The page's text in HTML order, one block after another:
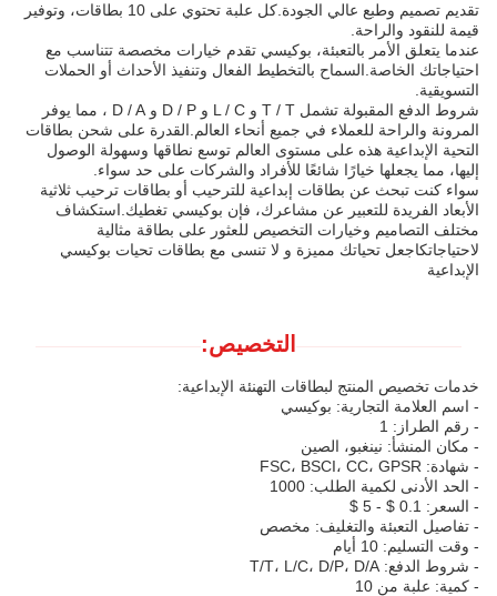
تقديم تصميم وطبع عالي الجودة.كل علبة تحتوي على 10 بطاقات، وتوفير
قيمة للنقود والراحة.
عندما يتعلق الأمر بالتعبئة، بوكيسي تقدم خيارات مخصصة تتناسب مع
احتياجاتك الخاصة.السماح بالتخطيط الفعال وتنفيذ الأحداث أو الحملات
التسويقية.
شروط الدفع المقبولة تشمل T / T و L / C و D / P و D / A ، مما يوفر
المرونة والراحة للعملاء في جميع أنحاء العالم.القدرة على شحن بطاقات
التحية الإبداعية هذه على مستوى العالم توسع نطاقها وسهولة الوصول
إليها، مما يجعلها خيارًا شائعًا للأفراد والشركات على حد سواء.
سواء كنت تبحث عن بطاقات إبداعية للترحيب أو بطاقات ترحيب ثلاثية
الأبعاد الفريدة للتعبير عن مشاعرك، فإن بوكيسي تغطيك.استكشاف
مختلف التصاميم وخيارات التخصيص للعثور على بطاقة مثالية
لاحتياجاتكاجعل تحياتك مميزة و لا تنسى مع بطاقات تحيات بوكيسي
الإبداعية
التخصيص:
خدمات تخصيص المنتج لبطاقات التهنئة الإبداعية:
- اسم العلامة التجارية: بوكيسي
- رقم الطراز: 1
- مكان المنشأ: نينغبو، الصين
- شهادة: FSC، BSCI، CC، GPSR
- الحد الأدنى لكمية الطلب: 1000
- السعر: 0.1 $ - 5 $
- تفاصيل التعبئة والتغليف: مخصص
- وقت التسليم: 10 أيام
- شروط الدفع: T/T، L/C، D/P، D/A
- كمية: علبة من 10